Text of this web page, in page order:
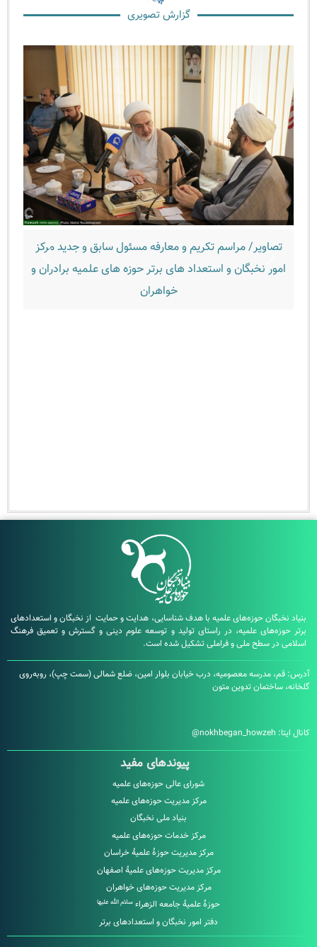
گزارش تصویری
مراسم تکریم و معارفه مسئول سابق و جدید مرکز
نخبگان و استعداد های برتر حوزه های علمیه برادران و
خواهران
حوزه‌های علمیه با هدف شناسایی، هدایت و حمایت از نخبگان و استعدادهای
علمیه، در راستای تولید و توسعه علوم دینی و گسترش و تعمیق فرهنگ
در سطح ملی و فراملی تشکیل شده است.
مدرسه معصومیه، درب خیابان بلوار امین، ضلع شمالی (سمت چپ)، روبه‌روی
تدوین متون
nokhbegan_howzeh@
پیوندهای مفید
شورای عالی حوزه‌های علمیه
مرکز مدیریت حوزه‌های علمیه
بنیاد ملی نخبگان
مرکز خدمات حوزه‌های علمیه
مرکز مدیریت حوزۀ علمیۀ خراسان
مرکز مدیریت حوزه‌های علمیۀ اصفهان
مرکز مدیریت حوزه‌های خواهران
حوزۀ علمیۀ جامعه الزهراءسلام الله علیها
دفتر امور نخبگان و استعدادهای برتر